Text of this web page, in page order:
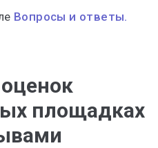
Вопросы и ответы.
площадках